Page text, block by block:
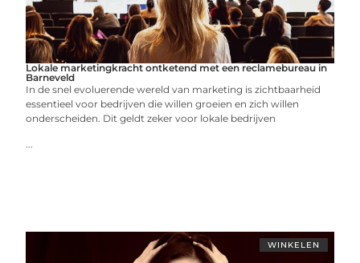
Lokale marketingkracht ontketend met een reclamebureau in
Barneveld
In de snel evoluerende wereld van marketing is zichtbaarheid
essentieel voor bedrijven die willen groeien en zich willen
onderscheiden. Dit geldt zeker voor lokale bedrijven
...
WINKELEN